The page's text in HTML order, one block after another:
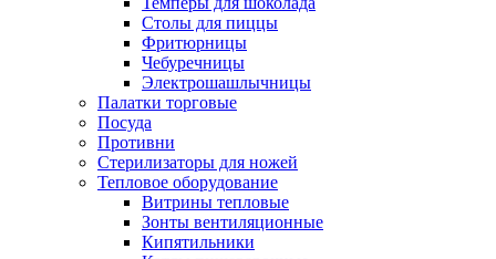
Столы для пиццы
Фритюрницы
Чебуречницы
Электрошашлычницы
Палатки торговые
Посуда
Противни
Стерилизаторы для ножей
Тепловое оборудование
Витрины тепловые
Зонты вентиляционные
Кипятильники